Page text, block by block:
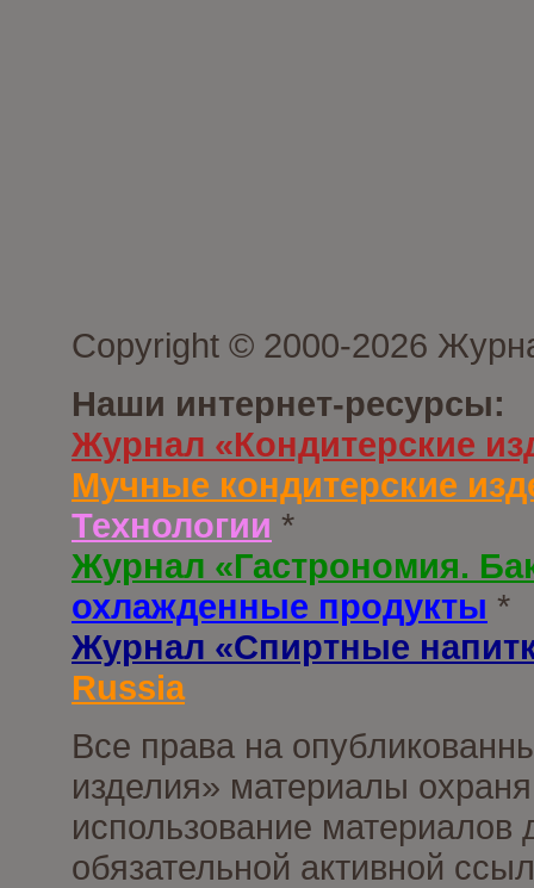
Copyright © 2000-2026
Наши интернет-ресурсы:
Журнал «Кондитерские
Мучные кондитерские
Технологии *
Журнал «Гастрономия.
охлажденные продукты *
Журнал «Спиртные
Russia
Все права на
изделия» материалы
использование материалов
обязательной активной